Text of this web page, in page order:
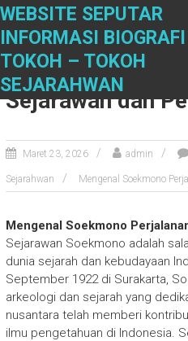
S
t
o
WEBSITE SEPUTAR
INFORMASI BIOGRAFI
TOKOH – TOKOH
SEJARAHWAN
Mengenal
Sejarawan dan
Maret 23, 2026 admin
Sejarahwan Mengenal Soekmono
Mengenal Soekmono
Sejarawan Soekmono adalah
dunia sejarah dan kebudayaan
September 1922 di Surakarta,
arkeologi dan sejarah yang
nusantara telah memberi
ilmu pengetahuan di Indonesia.